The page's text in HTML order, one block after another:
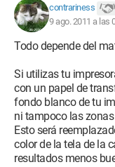
contrariness
9 ago. 2011 a las
Todo depende del
Si utilizas tu
con un papel de
fondo blanco de tu
ni tampoco las
Esto será
color de la tela de la
resultados menos